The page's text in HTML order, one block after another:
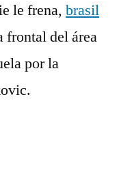
le frena, brasil
frontal del área
por la